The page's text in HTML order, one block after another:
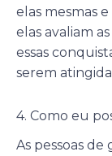
elas mesmas
elas avaliam
essas
serem
4. Como eu
As pessoas de